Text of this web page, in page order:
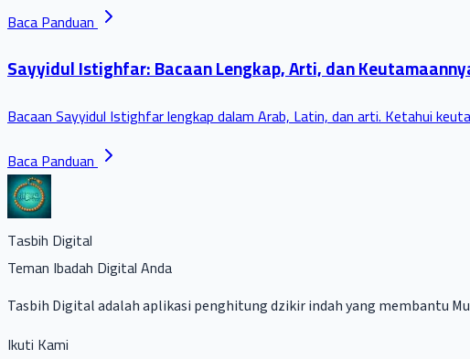
Baca Panduan
Sayyidul Istighfar: Bacaan Lengkap, Arti, dan
Bacaan Sayyidul Istighfar lengkap dalam Arab, Latin, dan arti. Ketahui
Baca Panduan
Tasbih Digital
Teman Ibadah Digital Anda
Tasbih Digital adalah aplikasi penghitung dzikir indah yang membantu
Ikuti Kami